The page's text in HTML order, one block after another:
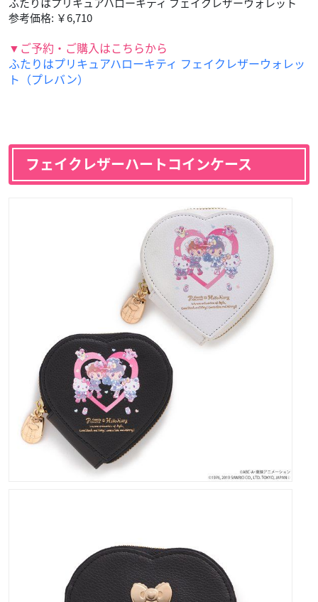
参考価格: ￥6,710
▼ご予約・ご購入はこちらから
ふたりはプリキュアハローキティ フェイクレザーウォレッ
ト（プレバン）
フェイクレザーハートコインケース